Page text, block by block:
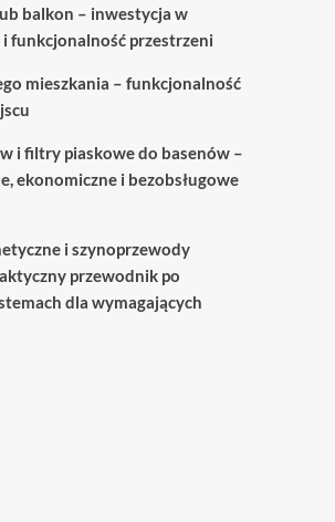
balkon – inwestycja w
funkcjonalność przestrzeni
mieszkania – funkcjonalność
i filtry piaskowe do basenów –
ekonomiczne i bezobsługowe
i szynoprzewody
przewodnik po
dla wymagających